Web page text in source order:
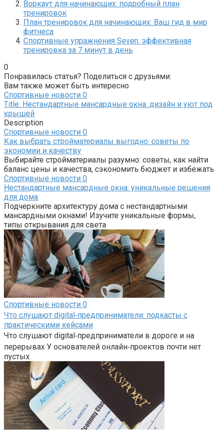
Воркаут для начинающих: подробный план
тренировок
План тренировок для начинающих: Ваш гид в мир
фитнеса
Спортивные упражнения Seven: эффективная
тренировка за 7 минут в день
0
Понравилась статья? Поделиться с друзьями:
Вам также может быть интересно
Спортивные новости 0
Title: Нестандартные мансардные окна: дизайн и уют под
крышей
Description
Спортивные новости 0
Как выбрать стройматериалы выгодно: советы по
экономии и качеству
Выбирайте стройматериалы разумно: советы, как найти
баланс цены и качества, сэкономить бюджет и избежать
Спортивные новости 0
Нестандартные мансардные окна: уникальные решения
для дома
Подчеркните архитектуру дома с нестандартными
мансардными окнами! Изучите уникальные формы,
типы открывания для света
Спортивные новости 0
Что слушают digital‑предприниматели: подкасты с
практическими кейсами
Что слушают digital‑предприниматели в дороге и на
перерывах У основателей онлайн‑проектов почти нет
пустых